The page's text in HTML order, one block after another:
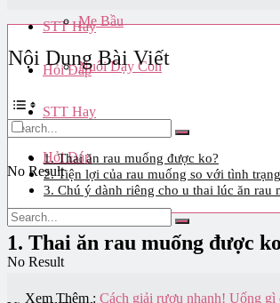
STT Hay
Hỏi Đáp
No Result
View All Result
Mẹ Bầu
Nuôi Dạy Con
STT Hay
Hỏi Đáp
No Result
Nội Dung Bài Viết
1. Thai ăn rau muống được ko?
2. Tiện lợi của rau muống so với tình
3. Chú ý dành riêng cho u thai lúc ăn rau
1. Thai ăn rau muống được
Xem Thêm : Cách giải rượu nhanh! Uống gì